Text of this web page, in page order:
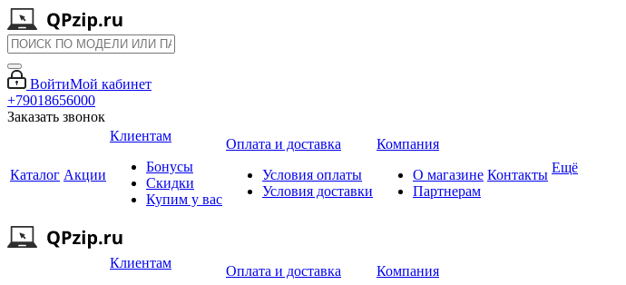
ВойтиМой кабинет
+79018656000
Заказать звонок
Каталог Акции
Клиентам
Бонусы
Скидки
Купим у вас
Оплата и доставка
Условия оплаты
Условия доставки
Компания
О магазине
Партнерам
Контакты Ещё
Клиентам
Оплата и доставка
Компания